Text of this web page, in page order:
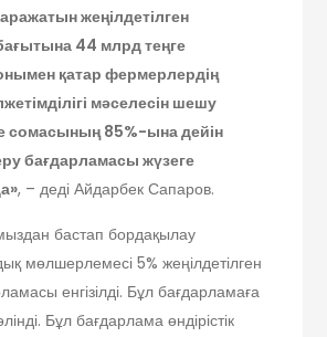
жеңілдетілген
44 млрд теңге
қатар фермерлердің
мәселесін шешу
сомасының 85%-ына дейін
бағдарламасы жүзеге
, – деді Айдарбек Сапаров.
бастап бордақылау
мөлшерлемесі 5% жеңілдетілген
енгізілді. Бұл бағдарламаға
Бұл бағдарлама өндірістік